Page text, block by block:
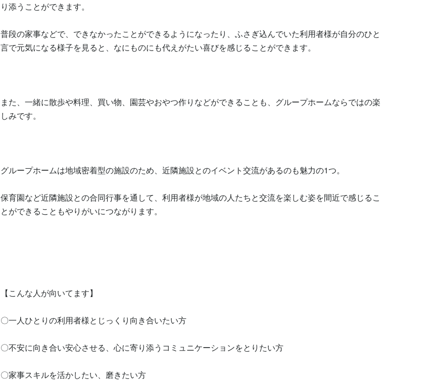
り添うことができます。
普段の家事などで、できなかったことができるようになったり、ふさぎ込んでいた利用者様が自分のひと
言で元気になる様子を見ると、なにものにも代えがたい喜びを感じることができます。
また、一緒に散歩や料理、買い物、園芸やおやつ作りなどができることも、グループホームならではの楽
しみです。
グループホームは地域密着型の施設のため、近隣施設とのイベント交流があるのも魅力の1つ。
保育園など近隣施設との合同行事を通して、利用者様が地域の人たちと交流を楽しむ姿を間近で感じるこ
とができることもやりがいにつながります。
【こんな人が向いてます】
〇一人ひとりの利用者様とじっくり向き合いたい方
〇不安に向き合い安心させる、心に寄り添うコミュニケーションをとりたい方
〇家事スキルを活かしたい、磨きたい方